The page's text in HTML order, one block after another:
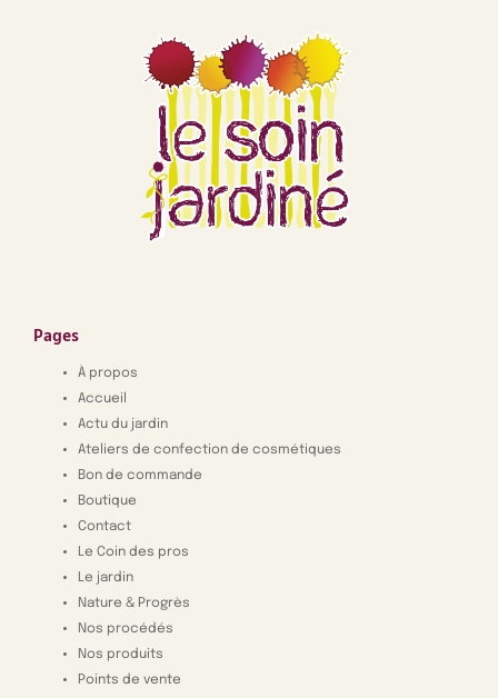
Pages
À propos
Accueil
Actu du jardin
Ateliers de confection de cosmétiques
Bon de commande
Boutique
Contact
Le Coin des pros
Le jardin
Nature & Progrès
Nos procédés
Nos produits
Points de vente